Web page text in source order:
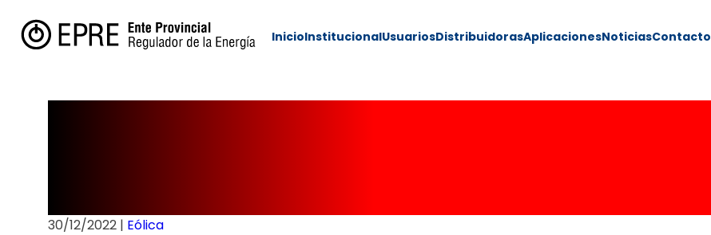
InicioInstitucionalUsuariosDistribuidorasAplicacionesNoticiasContacto
30/12/2022 | Eólica